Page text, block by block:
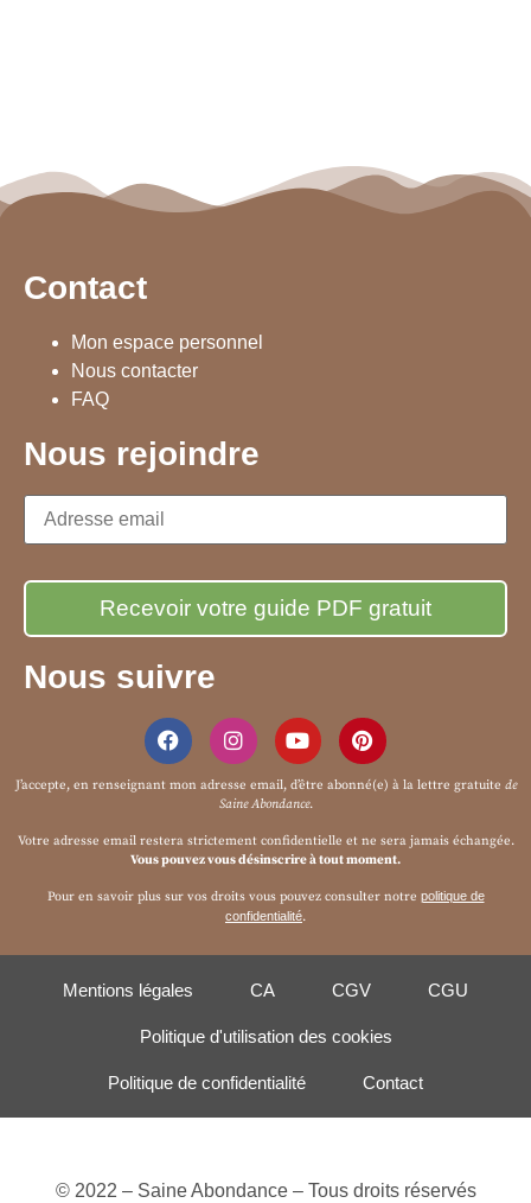
Contact
Mon espace personnel
Nous contacter
FAQ
Nous rejoindre
Nous suivre
J’accepte, en renseignant mon adresse email, d’être abonné(e) à la lettre gratuite de
Saine Abondance.
Votre adresse email restera strictement confidentielle et ne sera jamais échangée.
Vous pouvez vous désinscrire à tout moment.
Pour en savoir plus sur vos droits vous pouvez consulter notre politique de
confidentialité.
Mentions légales CA CGV CGU
Politique d'utilisation des cookies
Politique de confidentialité Contact
© 2022 – Saine Abondance – Tous droits réservés